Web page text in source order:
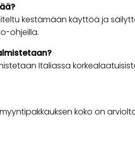
kestämään käyttöä ja
ohjeilla.
Italiassa
koko on